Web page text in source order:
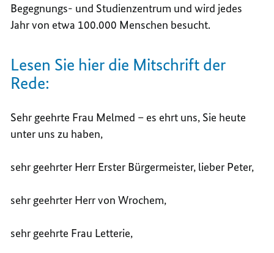
Begegnungs- und Studienzentrum und wird jedes
Jahr von etwa 100.000 Menschen besucht.
Lesen Sie hier die Mitschrift der
Rede:
Sehr geehrte Frau Melmed – es ehrt uns, Sie heute
unter uns zu haben,
sehr geehrter Herr Erster Bürgermeister, lieber Peter,
sehr geehrter Herr von Wrochem,
sehr geehrte Frau Letterie,